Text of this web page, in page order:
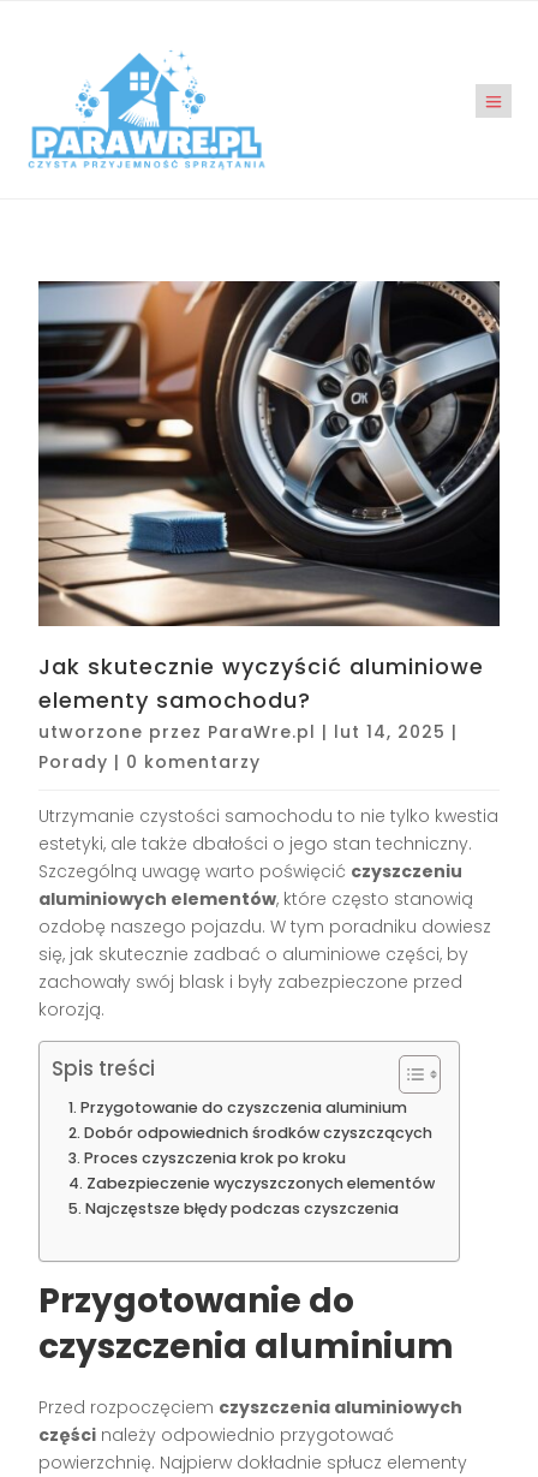
Jak skutecznie wyczyścić aluminiowe
elementy samochodu?
utworzone przez ParaWre.pl | lut 14, 2025 |
Porady | 0 komentarzy
Utrzymanie czystości samochodu to nie tylko kwestia
estetyki, ale także dbałości o jego stan techniczny.
Szczególną uwagę warto poświęcić czyszczeniu
aluminiowych elementów, które często stanowią
ozdobę naszego pojazdu. W tym poradniku dowiesz
się, jak skutecznie zadbać o aluminiowe części, by
zachowały swój blask i były zabezpieczone przed
korozją.
Spis treści
Przygotowanie do czyszczenia aluminium
Dobór odpowiednich środków czyszczących
Proces czyszczenia krok po kroku
Zabezpieczenie wyczyszczonych elementów
Najczęstsze błędy podczas czyszczenia
Przygotowanie do
czyszczenia aluminium
Przed rozpoczęciem czyszczenia aluminiowych
części należy odpowiednio przygotować
powierzchnię. Najpierw dokładnie spłucz elementy